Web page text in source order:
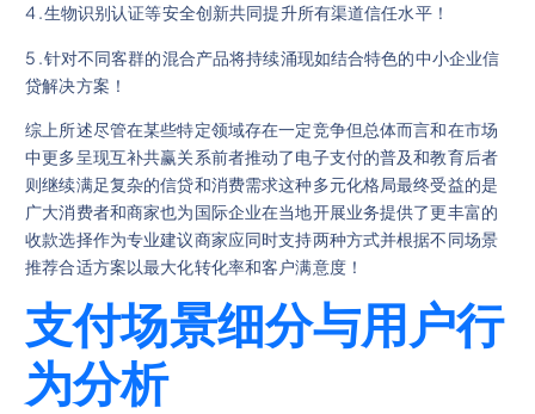
4 .生物识别认证等安全创新共同提升所有渠道信任水平！
5 .针对不同客群的混合产品将持续涌现如结合特色的中小企业信
贷解决方案！
综上所述尽管在某些特定领域存在一定竞争但总体而言和在市场
中更多呈现互补共赢关系前者推动了电子支付的普及和教育后者
则继续满足复杂的信贷和消费需求这种多元化格局最终受益的是
广大消费者和商家也为国际企业在当地开展业务提供了更丰富的
收款选择作为专业建议商家应同时支持两种方式并根据不同场景
推荐合适方案以最大化转化率和客户满意度！
支付场景细分与用户行
为分析